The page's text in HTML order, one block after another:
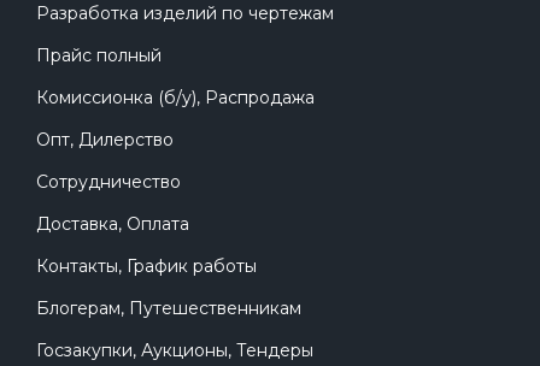
Разработка изделий по чертежам
Прайс полный
Комиссионка (б/у), Распродажа
Опт, Дилерство
Сотрудничество
Доставка, Оплата
Контакты, График работы
Блогерам, Путешественникам
Госзакупки, Аукционы, Тендеры